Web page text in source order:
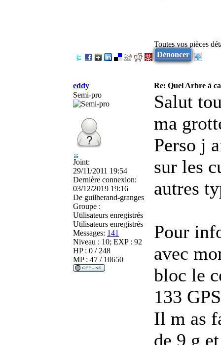
Toutes vos pièces
Dénoncer
eddy
Re: Quel Arbre à
Semi-pro
Joint:
29/11/2011 19:54
Dernière connexion:
03/12/2019 19:16
De guilherand-granges
Groupe :
Utilisateurs enregistrés
Utilisateurs enregistrés
Messages: 141
Niveau : 10; EXP : 92
HP : 0 / 248
MP : 47 / 10650
Salut
ma
Perso j
sur les
autres
Pour
avec
bloc le
133 GPS
Il m as
de 9 g